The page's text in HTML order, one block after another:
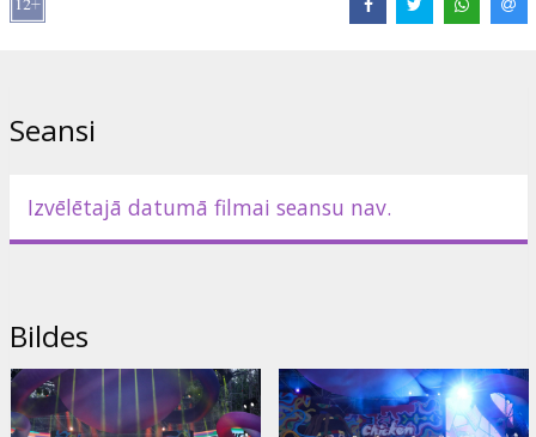
Seansi
Izvēlētajā datumā filmai seansu nav.
Bildes